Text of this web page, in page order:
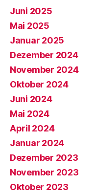
Juni 2025
Mai 2025
Januar 2025
Dezember 2024
November 2024
Oktober 2024
Juni 2024
Mai 2024
April 2024
Januar 2024
Dezember 2023
November 2023
Oktober 2023